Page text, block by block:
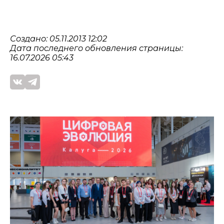
Создано: 05.11.2013 12:02
Дата последнего обновления страницы:
16.07.2026 05:43